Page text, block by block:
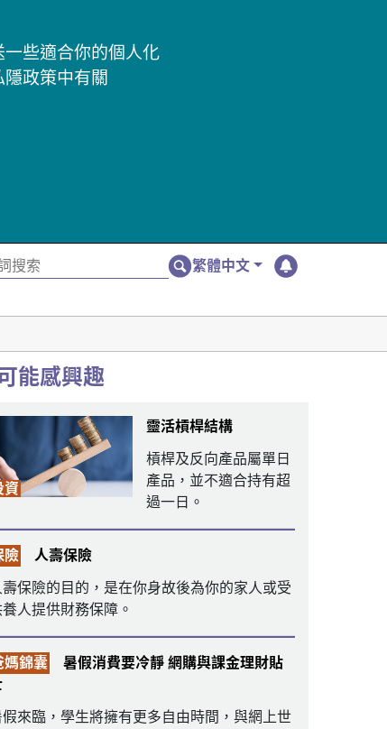
些適合你的個人化
政策中有關
繁體中文
能感興趣
資
靈活槓桿結構
槓桿及反向產品屬單日
產品，並不適合持有超
過一日。
險
人壽保險
壽保險的目的，是在你身故後為你的家人或受
人提供財務保障。
媽錦囊
暑假消費要冷靜 網購與課金理財貼
來臨，學生將擁有更多自由時間，與網上世